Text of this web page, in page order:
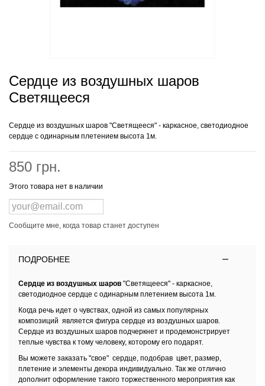
Сердце из воздушных шаров
Светящееся
Сердце из воздушных шаров "Светящееся" - каркасное, светодиодное
сердце с одинарным плетением высота 1м.
850 грн.
Этого товара нет в наличии
Сообщите мне, когда товар станет доступен
ПОДРОБНЕЕ
Сердце из воздушных шаров"Светящееся" - каркасное,
светодиодное сердце с одинарным плетением высота 1м.
Когда речь идет о чувствах, одной из самых популярных
композиций является фигура сердце из воздушных шаров.
Сердце из воздушных шаров подчеркнет и продемонстрирует
теплые чувства к тому человеку, которому его подарят.
Вы можете заказать "свое" сердце, подобрав цвет, размер,
плетение и элементы декора индивидуально. Так же отлично
дополнит оформление такого торжественного мероприятия как